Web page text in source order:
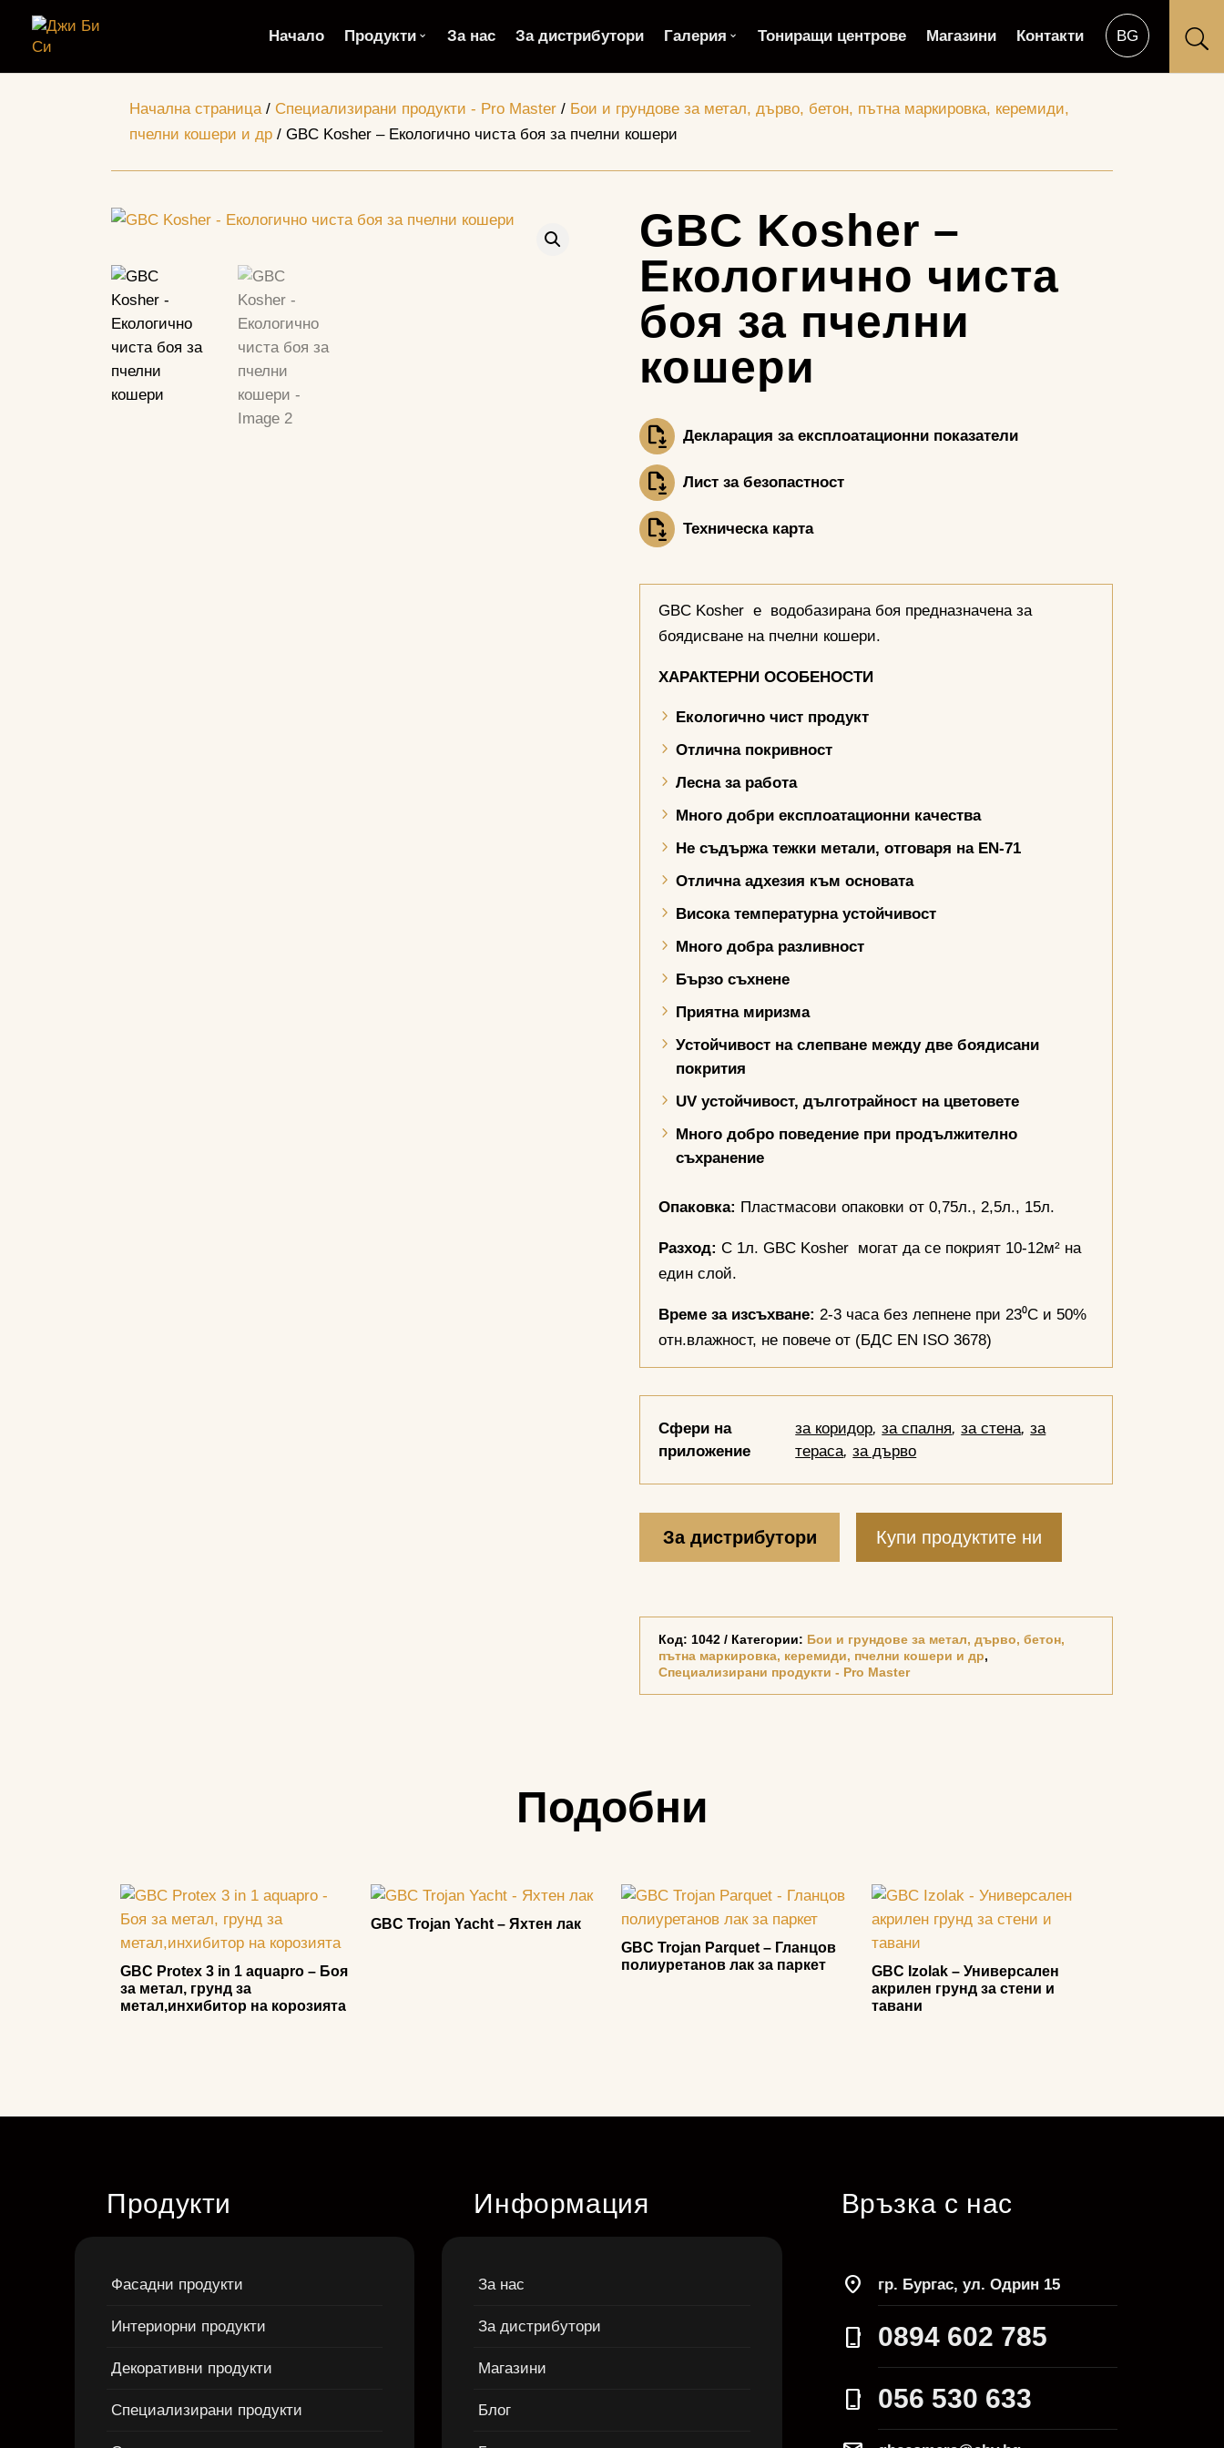
Начало Продукти За нас За дистрибутори Галерия Тониращи центрове Магазини Контакти U
Начална страница/ Специализирани продукти - Pro Master / Бои и грундове за метал, дърво, бетон, пътна маркировка, керемиди,
пчелни кошери и др / GBC Kosher – Екологично чиста боя за пчелни кошери
GBC Kosher –
Екологично чиста
боя за пчелни
кошери
Декларация за експлоатационни показатели
Лист за безопастност
Техническа карта
GBC Kosher е водобазирана боя предназначена за
боядисване на пчелни кошери.
ХАРАКТЕРНИ ОСОБЕНОСТИ
Екологично чист продукт
Отлична покривност
Лесна за работа
Много добри експлоатационни качества
Не съдържа тежки метали, отговаря на EN-71
Отлична адхезия към основата
Висока температурна устойчивост
Много добра разливност
Бързо съхнене
Приятна миризма
Устойчивост на слепване между две боядисани
покрития
UVустойчивост, дълготрайност на цветовете
Много добро поведение при продължително
съхранение
Опаковка: Пластмасови опаковки от 0,75л., 2,5л., 15л.
Разход:С 1л. GBC Kosher могат да се покрият 10-12м² на
един слой.
Време за изсъхване: 2-3 часа без лепнене при 23⁰С и 50%
отн.влажност, не повече от (БДС EN ISO 3678)
Сфери на
приложение
за коридор,за спалня,за стена,за
тераса,за дърво
За дистрибутори Купи продуктите ни
Код: 1042 Категории: Бои и грундове за метал, дърво, бетон,
пътна маркировка, керемиди, пчелни кошери и др,
Специализирани продукти - Pro Master
Подобни
GBC Protex 3 in 1 aquapro – Боя
за метал, грунд за
метал,инхибитор на корозията
GBC Trojan Yacht – Яхтен лак
GBC Trojan Parquet – Гланцов
полиуретанов лак за паркет
GBC Izolak – Универсален
акрилен грунд за стени и
тавани
Продукти
Фасадни продукти
Интериорни продукти
Декоративни продукти
Специализирани продукти
Информация
За нас
За дистрибутори
Магазини
Блог
Връзка с нас
location_on гр. Бургас, ул. Одрин 15
phone_iphone 0894 602 785
phone_iphone 056 530 633